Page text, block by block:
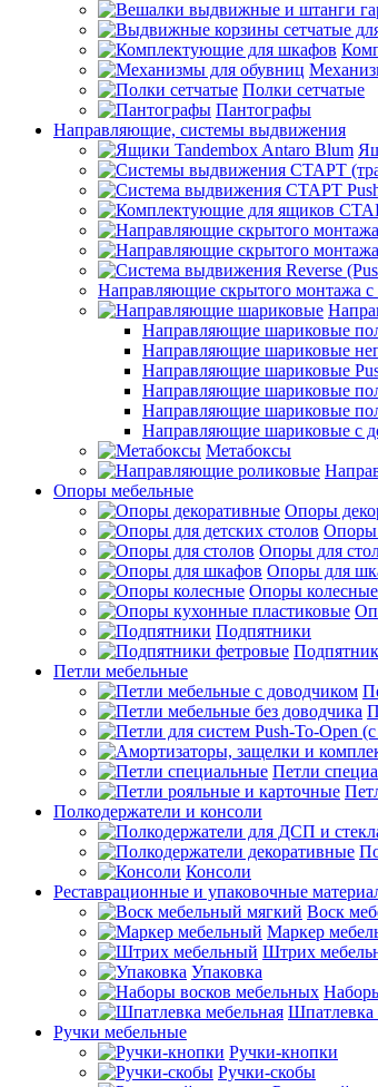
Полки сетчатые
Пантографы
Направляющие, системы выдвижения
Направляющие скрытого монтажа с
Направляющие шариковые
Направляющие шариковые
Направляющие шариковые
Направляющие шариковые
Направляющие шариковые
Направляющие шариковые с
Метабоксы
Опоры мебельные
Опоры
Опоры
Опоры для
Опоры для
Опоры колесные
Подпятники
Петли мебельные
Петли
Полкодержатели и консоли
Консоли
Реставрационные и упаковочные
Воск
Маркер
Штрих
Упаковка
Шпатлевка
Ручки мебельные
Ручки-кнопки
Ручки-скобы